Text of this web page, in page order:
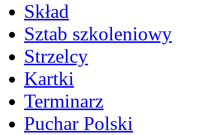
Skład
Sztab szkoleniowy
Strzelcy
Kartki
Terminarz
Puchar Polski